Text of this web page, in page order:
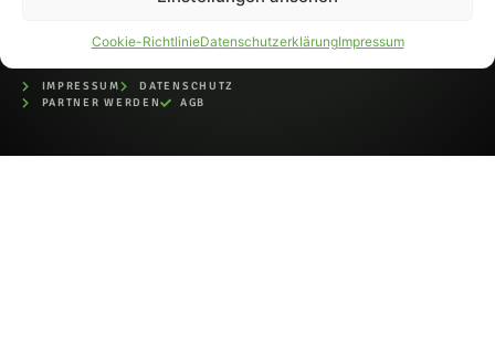
Cookie-RichtlinieDatenschutzerklärungImpressum
IMPRESSUM
DATENSCHUTZ
PARTNER WERDEN
AGB